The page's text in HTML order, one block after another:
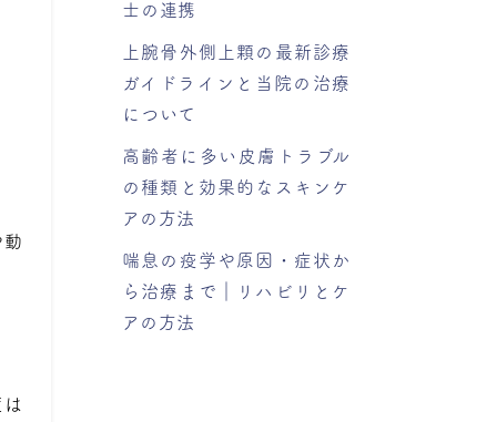
士の連携
上腕骨外側上顆の最新診療
ガイドラインと当院の治療
について
高齢者に多い皮膚トラブル
の種類と効果的なスキンケ
アの方法
喘息の疫学や原因・症状か
ら治療まで｜リハビリとケ
アの方法